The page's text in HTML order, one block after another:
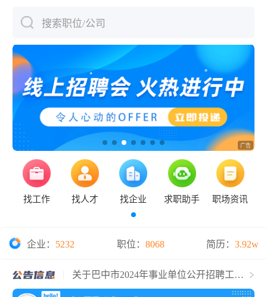
搜索职位/公司
找工作 找人才 找企业 求职助手 职场资讯
企业： 5232 职位： 8068 简历： 3.92w
关于巴中市2024年事业单位公开招聘工作
人员的公告